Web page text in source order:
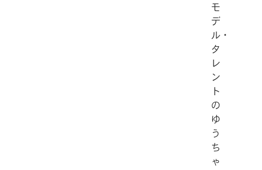
モ
デ
ル・
タ
レ
ン
ト
の
ゆ
う
ち
ゃ